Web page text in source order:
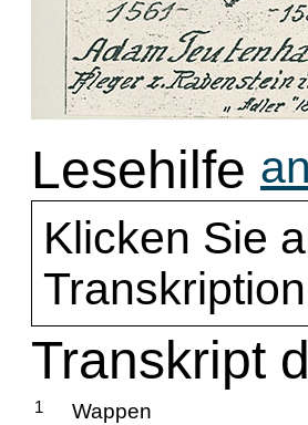
Lesehilfe
Klicken Sie
Transkript
1 Wappen